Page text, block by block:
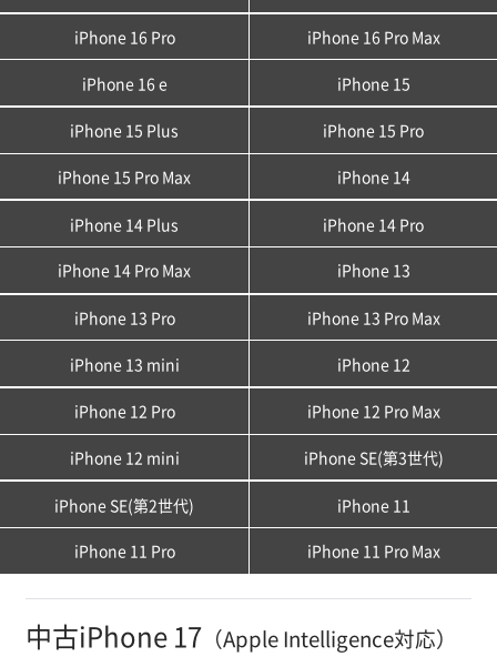
iPhone 16 Pro iPhone 16 Pro Max
iPhone 16 e iPhone 15
iPhone 15 Plus iPhone 15 Pro
iPhone 15 Pro Max iPhone 14
iPhone 14 Plus iPhone 14 Pro
iPhone 14 Pro Max iPhone 13
iPhone 13 Pro iPhone 13 Pro Max
iPhone 13 mini iPhone 12
iPhone 12 Pro iPhone 12 Pro Max
iPhone 12 mini iPhone SE(第3世代)
iPhone SE(第2世代) iPhone 11
iPhone 11 Pro iPhone 11 Pro Max
中古iPhone 17 （Apple Intelligence対応）